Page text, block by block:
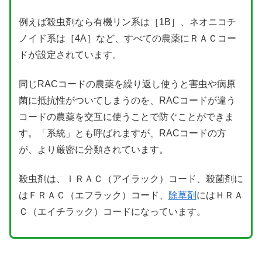
例えば殺虫剤なら有機リン系は［1B］、ネオニコチ
ノイド系は［4A］など、すべての農薬にＲＡＣコー
ドが設定されています。
同じRACコードの農薬を繰り返し使うと害虫や病原
菌に抵抗性がついてしまうのを、RACコードが違う
コードの農薬を交互に使うことで防ぐことができま
す。「系統」とも呼ばれますが、RACコードの方
が、より厳密に分類されています。
殺虫剤は、ＩＲＡＣ（アイラック）コード、殺菌剤に
はＦＲＡＣ（エフラック）コード、
除草剤 にはＨＲＡ
Ｃ（エイチラック）コードになっています。